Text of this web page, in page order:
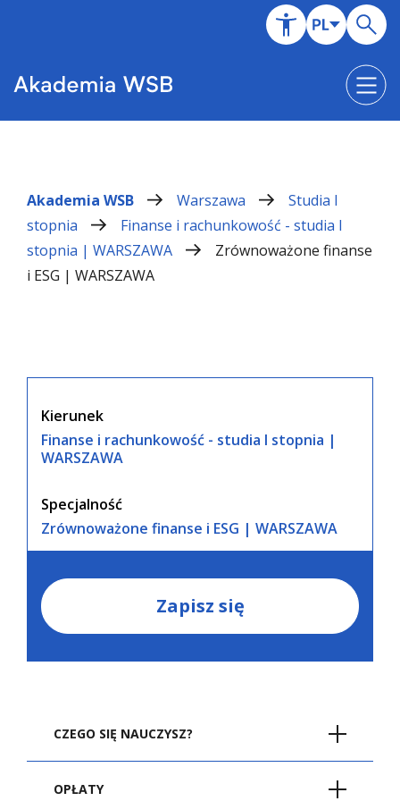
Akademia WSB Warszawa
Studia I
stopnia
Finanse i rachunkowość - studia I
stopnia | WARSZAWA
Zrównoważone finanse
i ESG | WARSZAWA
Kierunek
Finanse i rachunkowość - studia I stopnia |
WARSZAWA
Specjalność
Zrównoważone finanse i ESG | WARSZAWA
Zapisz się
CZEGO SIĘ NAUCZYSZ?
Celem specjalności jest wykształcenie
OPŁATY